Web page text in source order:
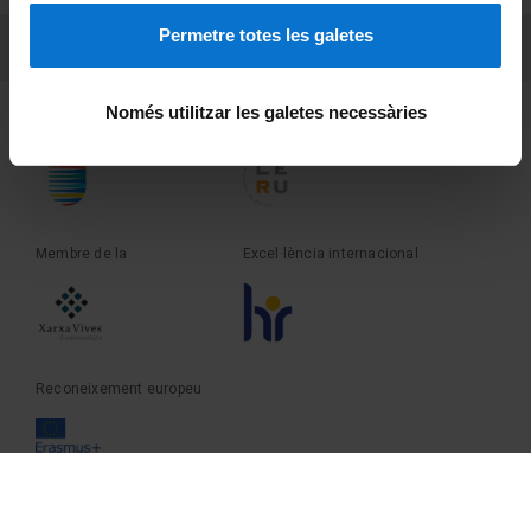
Permetre totes les galetes
Només utilitzar les galetes necessàries
Fundadora de la Membre de la
Membre de la Excel·lència internacional
Reconeixement europeu